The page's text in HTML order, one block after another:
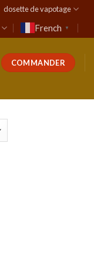
dosette de vapotage
French ▼
COMMANDER